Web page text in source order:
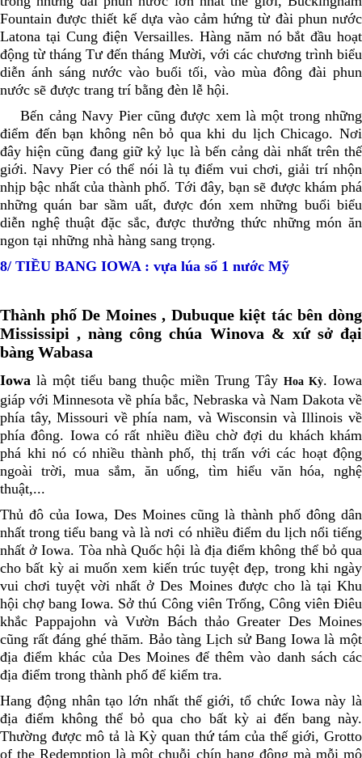
Fountain được thiết kế dựa vào cảm hứng từ đài phun nước
Latona tại Cung điện Versailles. Hàng năm nó bắt đầu hoạt
động từ tháng Tư đến tháng Mười, với các chương trình biểu
diễn ánh sáng nước vào buổi tối, vào mùa đông đài phun
nước sẽ được trang trí bằng đèn lễ hội.
Bến cảng Navy Pier cũng được xem là một trong những
điểm đến bạn không nên bỏ qua khi du lịch Chicago. Nơi
đây hiện cũng đang giữ kỷ lục là bến cảng dài nhất trên thế
giới. Navy Pier có thể nói là tụ điểm vui chơi, giải trí nhộn
nhịp bậc nhất của thành phố. Tới đây, bạn sẽ được khám phá
những quán bar sầm uất, được đón xem những buổi biểu
diễn nghệ thuật đặc sắc, được thưởng thức những món ăn
ngon tại những nhà hàng sang trọng.
8/ TIỀU BANG IOWA : vựa lúa số 1 nước Mỹ
Thành phố De Moines , Dubuque kiệt tác bên dòng
Mississipi , nàng công chúa Winova & xứ sở đại
bàng Wabasa
Iowa là một tiểu bang thuộc miền Trung Tây Hoa Kỳ. Iowa
giáp với Minnesota về phía bắc, Nebraska và Nam Dakota về
phía tây, Missouri về phía nam, và Wisconsin và Illinois về
phía đông. Iowa có rất nhiều điều chờ đợi du khách khám
phá khi nó có nhiều thành phố, thị trấn với các hoạt động
ngoài trời, mua sắm, ăn uống, tìm hiểu văn hóa, nghệ
thuật,...
Thủ đô của Iowa, Des Moines cũng là thành phố đông dân
nhất trong tiểu bang và là nơi có nhiều điểm du lịch nổi tiếng
nhất ở Iowa. Tòa nhà Quốc hội là địa điểm không thể bỏ qua
cho bất kỳ ai muốn xem kiến ​​trúc tuyệt đẹp, trong khi ngày
vui chơi tuyệt vời nhất ở Des Moines được cho là tại Khu
hội chợ bang Iowa. Sở thú Công viên Trống, Công viên Điêu
khắc Pappajohn và Vườn Bách thảo Greater Des Moines
cũng rất đáng ghé thăm. Bảo tàng Lịch sử Bang Iowa là một
địa điểm khác của Des Moines để thêm vào danh sách các
địa điểm trong thành phố để kiểm tra.
Hang động nhân tạo lớn nhất thế giới, tổ chức Iowa này là
địa điểm không thể bỏ qua cho bất kỳ ai đến bang này.
Thường được mô tả là Kỳ quan thứ tám của thế giới, Grotto
of the Redemption là một chuỗi chín hang động mà mỗi mô